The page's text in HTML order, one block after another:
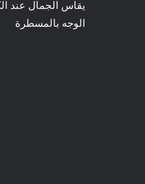
يقاس الجمال عند
الوجه بالمسطرة